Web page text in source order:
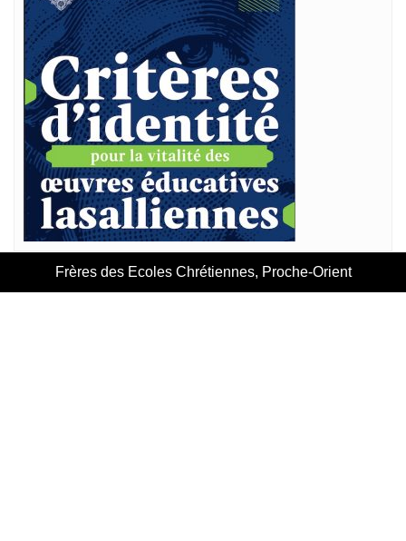
Frères des Ecoles Chrétiennes, Proche-Orient